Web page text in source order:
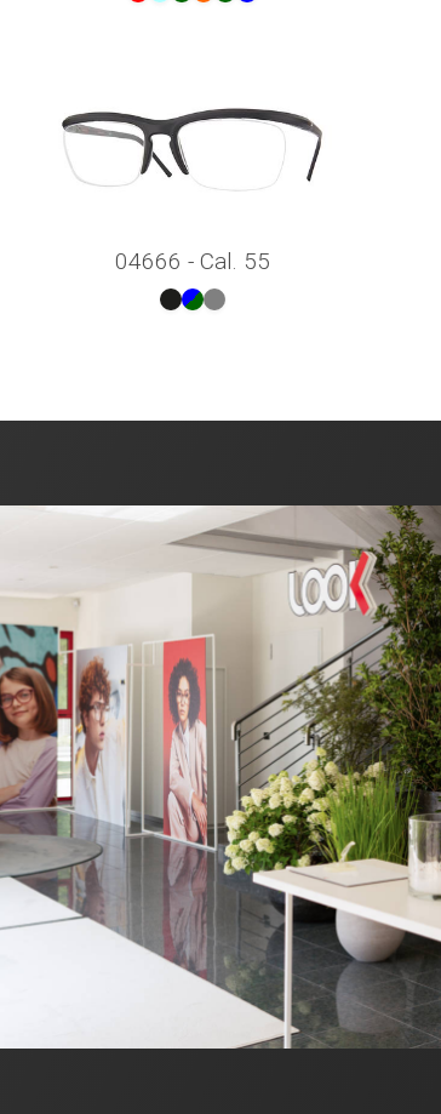
04666 - Cal. 55